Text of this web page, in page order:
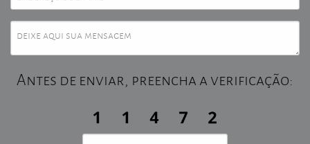
Antes de enviar, preencha a verificação: